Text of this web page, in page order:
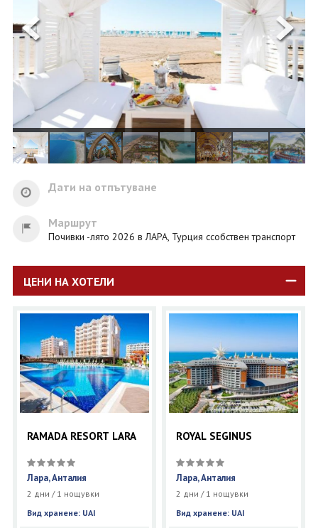
ПОСЛЕДВАЙТЕ НИ
Дати на отпътуване
Маршрут
Почивки -лято 2026 в ЛАРА, Турция ссобствен транспорт
ЦЕНИ НА ХОТЕЛИ
RAMADA RESORT LARA
Лара, Анталия
2 дни / 1 нощувки
Вид хранене: UAI
ROYAL SEGINUS
Лара, Анталия
2 дни / 1 нощувки
Вид хранене: UAI